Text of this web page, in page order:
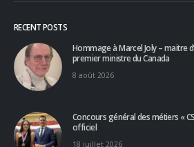
RECENT POSTS
Hommage à Marcel Joly – maitre
premier ministre du Canada
8 août 2026
Concours général des métiers «
officiel
18 juillet 2026